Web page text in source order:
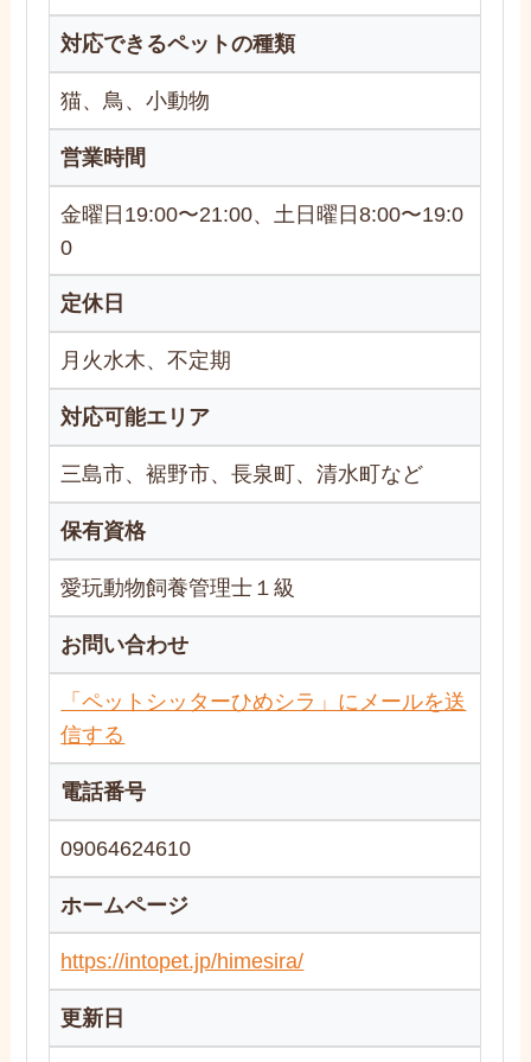
対応できるペットの種類
猫、鳥、小動物
営業時間
金曜日19:00〜21:00、土日曜日8:00〜19:0
0
定休日
月火水木、不定期
対応可能エリア
三島市、裾野市、長泉町、清水町など
保有資格
愛玩動物飼養管理士１級
お問い合わせ
「ペットシッターひめシラ」にメールを送
信する
電話番号
09064624610
ホームページ
https://intopet.jp/himesira/
更新日